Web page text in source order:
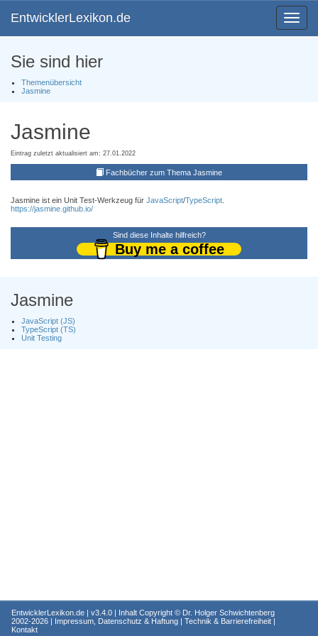
Toggle
EntwicklerLexikon.de
Sie sind hier
Themenübersicht
Jasmine
Jasmine
Eintrag zuletzt aktualisiert am: 27.01.2022
Fachbücher zum Thema Jasmine
Jasmine ist ein Unit Test-Werkzeug für JavaScript/TypeScript
https://jasmine.github.io/
Sind diese Inhalte hilfreich?
Buy me a coffee
Jasmine
JavaScript (JS)
TypeScript (TS)
Unit Testing
EntwicklerLexikon.de | v3.4.0 | Inhalt Copyright © Dr. Holger Schwichtenberg
2002-2026 | Impressum, Datenschutz & Haftung | Technik & Barrierefreiheit |
Kontakt